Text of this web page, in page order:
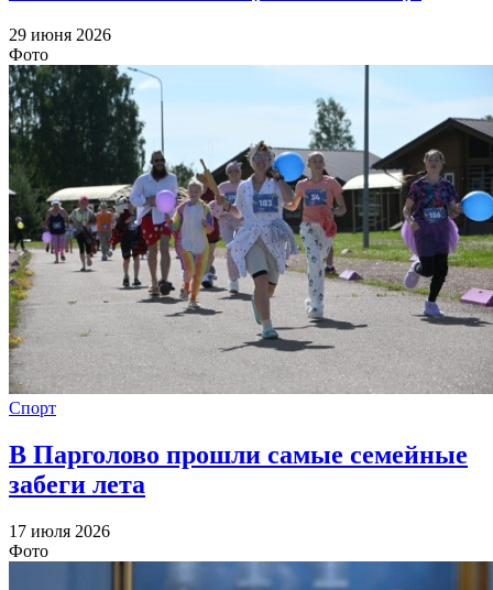
29 июня 2026
Фото
Спорт
В Парголово прошли самые семейные
забеги лета
17 июля 2026
Фото